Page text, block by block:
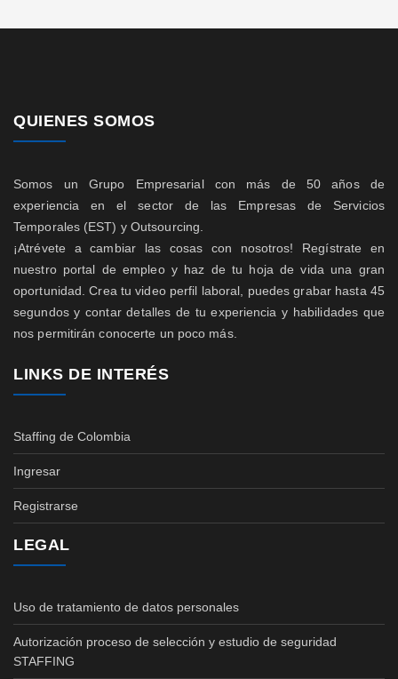
QUIENES SOMOS
Somos un Grupo Empresarial con más de 50 años de
experiencia en el sector de las Empresas de Servicios
Temporales (EST) y Outsourcing.
¡Atrévete a cambiar las cosas con nosotros! Regístrate en
nuestro portal de empleo y haz de tu hoja de vida una gran
oportunidad. Crea tu video perfil laboral, puedes grabar hasta 45
segundos y contar detalles de tu experiencia y habilidades que
nos permitirán conocerte un poco más.
LINKS DE INTERÉS
Staffing de Colombia
Ingresar
Registrarse
LEGAL
Uso de tratamiento de datos personales
Autorización proceso de selección y estudio de seguridad
STAFFING